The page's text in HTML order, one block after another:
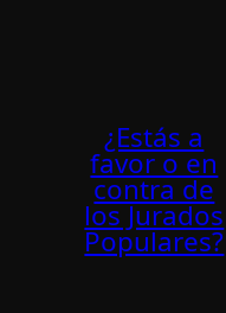
¿Estás a
favor o en
contra de
los Jurados
Populares?